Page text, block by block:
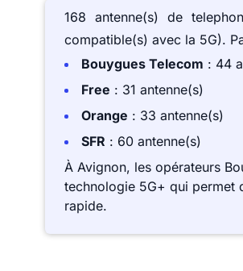
168 antenne(s) de
compatible(s) avec la 5G).
Bouygues Telecom : 44
Free : 31 antenne(s)
Orange : 33 antenne(s)
SFR : 60 antenne(s)
À Avignon, les opérateurs
technologie 5G+ qui permet
rapide.